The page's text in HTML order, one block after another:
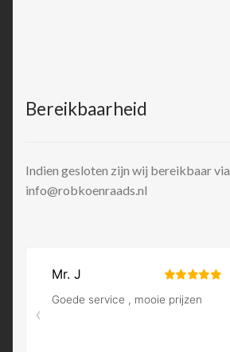
Bereikbaarheid
Indien gesloten zijn wij bereikbaar via
info@robkoenraads.nl